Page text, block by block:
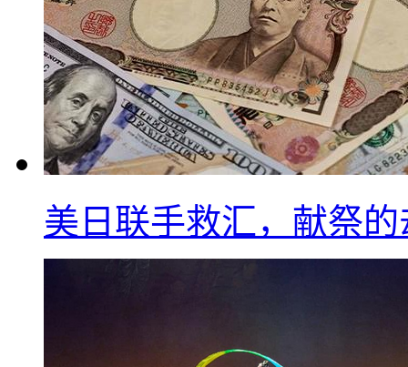
美日联手救汇，献祭